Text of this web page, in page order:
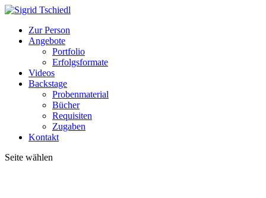
Zur Person
Angebote
Portfolio
Erfolgsformate
Videos
Backstage
Probenmaterial
Bücher
Requisiten
Zugaben
Kontakt
Seite wählen